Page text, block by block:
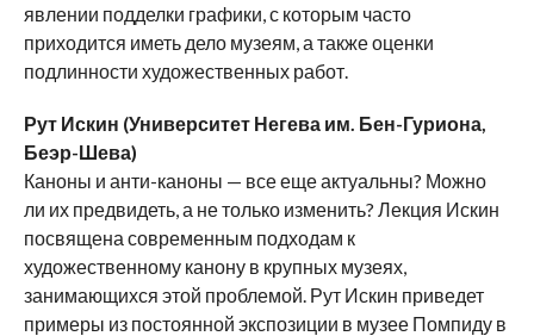
явлении подделки графики, с которым часто
приходится иметь дело музеям, а также оценки
подлинности художественных работ.
Рут Искин (Университет Негева им. Бен-Гуриона,
Беэр-Шева)
Каноны и анти-каноны — все еще актуальны? Можно
ли их предвидеть, а не только изменить? Лекция Искин
посвящена современным подходам к
художественному канону в крупных музеях,
занимающихся этой проблемой. Рут Искин приведет
примеры из постоянной экспозиции в музее Помпиду в